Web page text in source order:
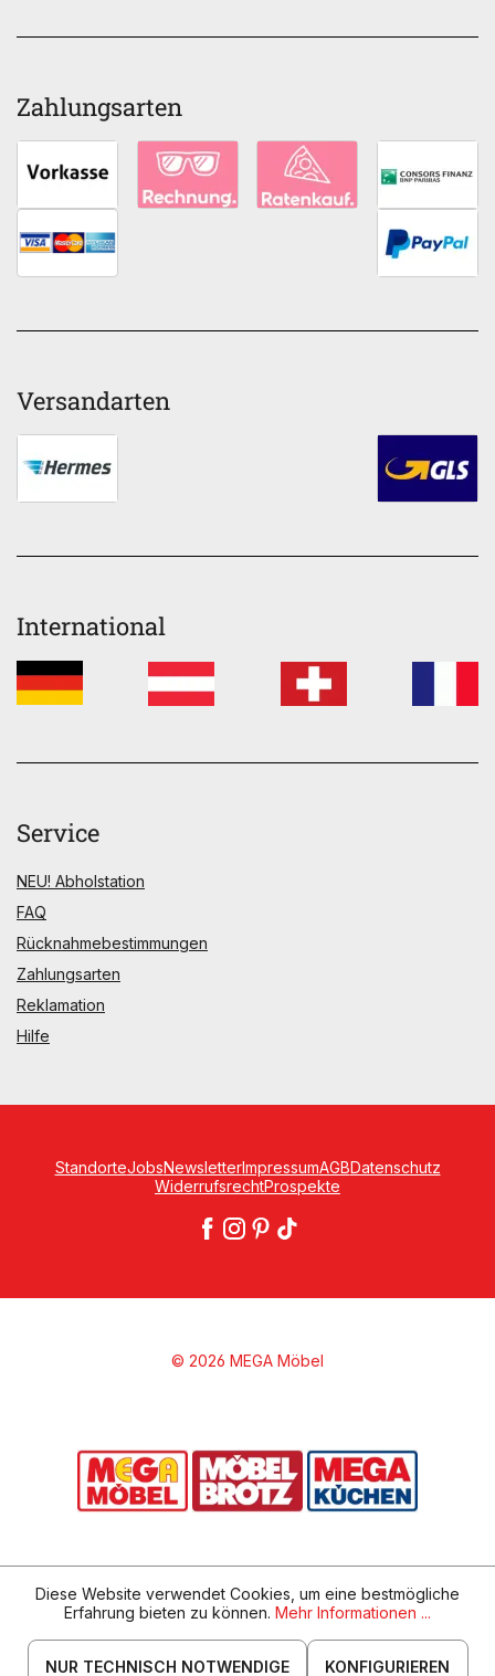
Zahlungsarten
Versandarten
International
Service
NEU! Abholstation
FAQ
Rücknahmebestimmungen
Zahlungsarten
Reklamation
Hilfe
StandorteJobsNewsletterImpressumAGBDatenschutz
WiderrufsrechtProspekte
© 2026 MEGA Möbel
Diese Website verwendet Cookies, um eine bestmögliche
Erfahrung bieten zu können. Mehr Informationen ...
NUR TECHNISCH NOTWENDIGE KONFIGURIEREN